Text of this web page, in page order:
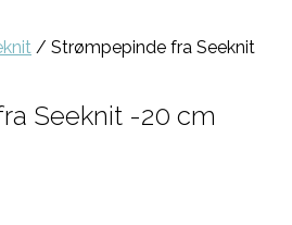
/ Strømpepinde fra Seeknit
Seeknit -20 cm